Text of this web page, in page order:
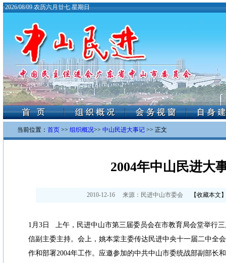
·2026/08/09 农历六月廿七 星期日
当前位置： 首页 >> 组织概况>> 中山民进大事记 >> 正文
2004年中山民进大
2010-12-16 来源： 民进中山市委会 【收藏本文
1月3日 上午，民进中山市第三届委员会在市教育局会堂举行
信副主委主持。会上，姚本棠主委传达民进中央十一届二中全
作和部署2004年工作。应邀参加的中共中山市委统战部副部长